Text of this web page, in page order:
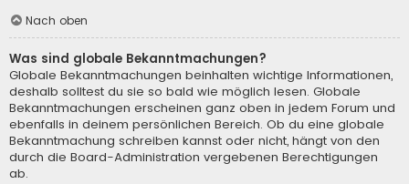
Nach oben
Was sind globale Bekanntmachungen?
Globale Bekanntmachungen beinhalten wichtige Informationen,
deshalb solltest du sie so bald wie möglich lesen. Globale
Bekanntmachungen erscheinen ganz oben in jedem Forum und
ebenfalls in deinem persönlichen Bereich. Ob du eine globale
Bekanntmachung schreiben kannst oder nicht, hängt von den
durch die Board-Administration vergebenen Berechtigungen
ab.